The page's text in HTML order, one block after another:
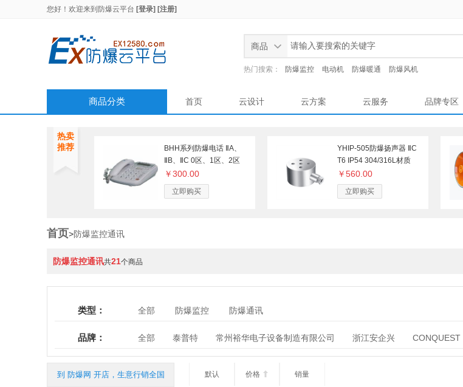
您好！欢迎来到 防爆云平台 [登录] [注册]
商品
热门搜索： 防爆监控 电动机 防爆暖通 防爆风机
商品分类 首页 云设计 云方案 云服务 品牌专区
热卖
推荐
BHH系列防爆电话 ⅡA、
ⅡB、ⅡC 0区、1区、2区
￥300.00
立即购买
YHIP-505防爆扬声器 ⅡC
T6 IP54 304/316L材质
￥560.00
立即购买
首页>防爆监控通讯
防爆监控通讯共21个商品
类型： 全部 防爆监控 防爆通讯
品牌： 全部 泰普特 常州裕华电子设备制造有限公司 浙江安企兴 CONQUEST
江苏东佳电气有限公司
山东中煤华安机电设备有限公司 阜新市华东防爆电器厂
北京宏博亚泰电气设备有限公司
济宁市兴旺机械制造有限公司
到 防爆网 开店，生意行销全国 默认 价格  销量